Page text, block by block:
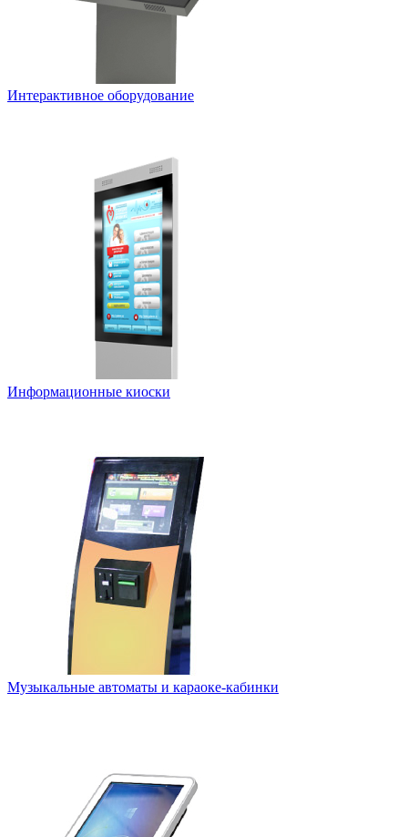
Интерактивное оборудование
Информационные киоски
Музыкальные автоматы и караоке-кабинки